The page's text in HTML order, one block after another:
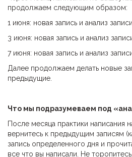
продолжаем следующим образом:
1 июня: новая запись и анализ
3 июня: новая запись и анализ
7 июня: новая запись и анализ
Далее продолжаем делать новые
предыдущие.
Что мы подразумеваем под
После месяца практики написания
вернитесь к предыдущим записям
запись определенного дня и
все что вы написали. Не